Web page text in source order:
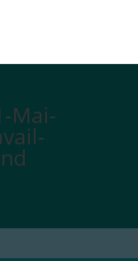
Mai-